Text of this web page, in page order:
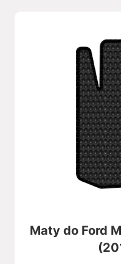
Maty do Ford